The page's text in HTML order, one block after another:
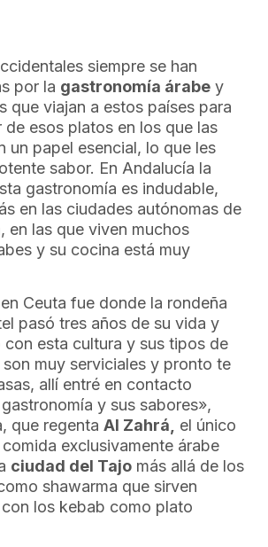
siempre se han
por la gastronomía árabe y
que viajan a estos países para
esos platos en los que las
un papel esencial, lo que les
sabor. En Andalucía la
gastronomía es indudable,
en las ciudades autónomas de
en las que viven muchos
y su cocina está muy
Ceuta fue donde la rondeña
pasó tres años de su vida y
esta cultura y sus tipos de
muy serviciales y pronto te
allí entré en contacto
y sus sabores»,
que regenta Al Zahrá,
el único
exclusivamente árabe
ciudad del Tajo más allá de los
shawarma que sirven
los kebab como plato